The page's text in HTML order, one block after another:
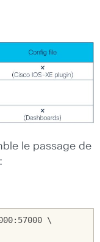
le passage de
\